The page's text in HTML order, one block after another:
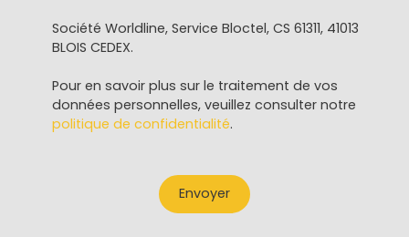
Société Worldline, Service Bloctel, CS 61311, 41013
BLOIS CEDEX.
Pour en savoir plus sur le traitement de vos
données personnelles, veuillez consulter notre
politique de confidentialité.
Envoyer